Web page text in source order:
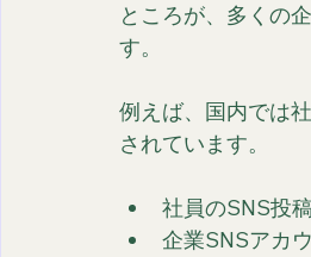
ところが、多くの
す。
例えば、国内では
されています。
社員のSNS投
企業SNSアカ